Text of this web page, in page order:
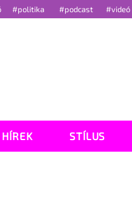
#politika #podcast #videó
HÍREK STÍLUS